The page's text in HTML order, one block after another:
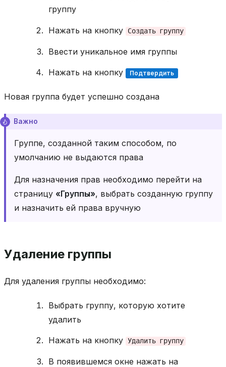
группу
Нажать на кнопку Создать группу
Ввести уникальное имя группы
Нажать на кнопку Подтвердить
Новая группа будет успешно создана
Важно
Группе, созданной таким способом, по
умолчанию не выдаются права
Для назначения прав необходимо перейти на
страницу «Группы», выбрать созданную группу
и назначить ей права вручную
Удаление группы
Для удаления группы необходимо:
Выбрать группу, которую хотите
удалить
Нажать на кнопку Удалить группу
В появившемся окне нажать на